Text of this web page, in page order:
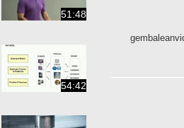
51:48
54:42